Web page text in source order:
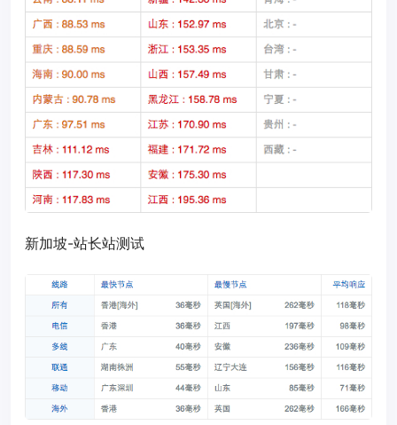
新加坡-站长站测试